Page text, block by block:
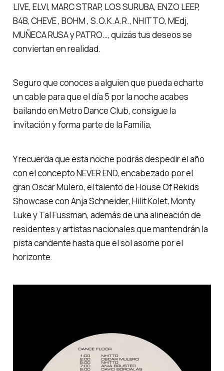
LIVE, ELVI, MARC STRAP, LOS SURUBA, ENZO LEEP,
B4B, CHEVE , BOHM , S.O.K.A.R., NHITTO, MEdj,
MUÑECA RUSA y PATRO…, quizás tus deseos se
conviertan en realidad.
Seguro que conoces a alguien que pueda echarte
un cable para que el día 5 por la noche acabes
bailando en Metro Dance Club, consigue la
invitación y forma parte de la Familia,
Y recuerda que esta noche podrás despedir el año
con el concepto NEVER END, encabezado por el
gran Oscar Mulero, el talento de House Of Rekids
Showcase con Anja Schneider, Hilit Kolet, Monty
Luke y Tal Fussman, además de una alineación de
residentes y artistas nacionales que mantendrán la
pista candente hasta que el sol asome por el
horizonte.